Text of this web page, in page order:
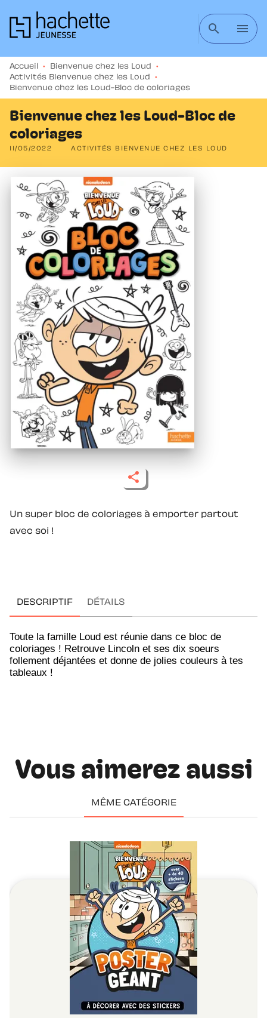
MENU RECHERCHE CONTENU
search menu
Accueil • Bienvenue chez les Loud
•
Activités Bienvenue chez les Loud
•
Bienvenue chez les Loud-Bloc de coloriages
Bienvenue chez les Loud-Bloc de
coloriages
11/05/2022 ACTIVITÉS BIENVENUE CHEZ LES LOUD
Un super bloc de coloriages à emporter partout
avec soi !
DESCRIPTIF DÉTAILS
Toute la famille Loud est réunie dans ce bloc de
coloriages ! Retrouve Lincoln et ses dix soeurs
follement déjantées et donne de jolies couleurs à tes
tableaux !
Vous aimerez aussi
MÊME CATÉGORIE